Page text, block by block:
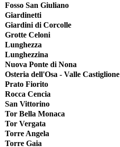
Fosso San Giuliano
Giardinetti
Giardini di Corcolle
Grotte Celoni
Lunghezza
Lunghezzina
Nuova Ponte di Nona
Osteria dell'Osa - Valle Castiglione
Prato Fiorito
Rocca Cencia
San Vittorino
Tor Bella Monaca
Tor Vergata
Torre Angela
Torre Gaia